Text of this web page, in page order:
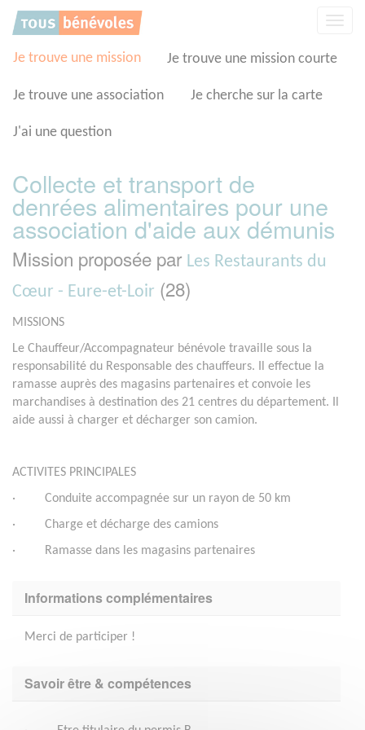
Je trouve une mission Je trouve une mission courte
Je trouve une association Je cherche sur la carte
J'ai une question
Collecte et transport de
denrées alimentaires pour une
association d'aide aux démunis
Mission proposée par Les Restaurants du
Cœur - Eure-et-Loir (28)
MISSIONS
Le Chauffeur/Accompagnateur bénévole travaille sous la
responsabilité du Responsable des chauffeurs. Il effectue la
ramasse auprès des magasins partenaires et convoie les
marchandises à destination des 21 centres du département. Il
aide aussi à charger et décharger son camion.
ACTIVITES PRINCIPALES
· Conduite accompagnée sur un rayon de 50 km
· Charge et décharge des camions
· Ramasse dans les magasins partenaires
Informations complémentaires
Merci de participer !
Savoir être & compétences
Panneau de gestion des cookies